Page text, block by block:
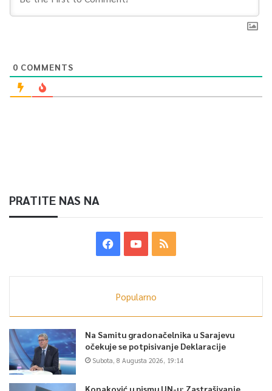
0 COMMENTS
PRATITE NAS NA
Popularno
Na Samitu gradonačelnika u Sarajevu
očekuje se potpisivanje Deklaracije
Subota, 8 Augusta 2026, 19:14
Konaković u pismu UN-u: Zastrašivanje